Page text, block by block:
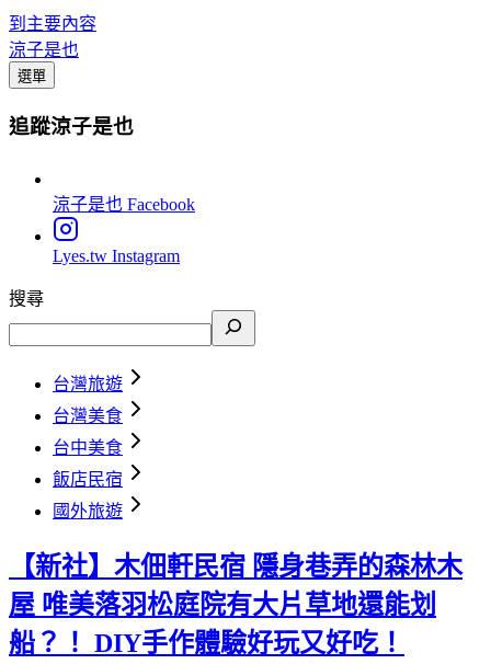
到主要內容
涼子是也
選單
追蹤涼子是也
涼子是也 Facebook
Lyes.tw Instagram
搜尋
台灣旅遊
台灣美食
台中美食
飯店民宿
國外旅遊
【新社】木佃軒民宿 隱身巷弄的森林木
屋 唯美落羽松庭院有大片草地還能划
船？！ DIY手作體驗好玩又好吃！